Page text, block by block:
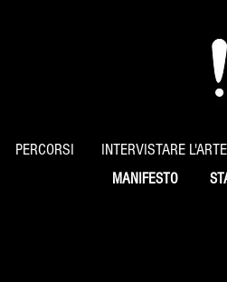
PERCORSI INTERVISTARE L'ARTE
MANIFESTO